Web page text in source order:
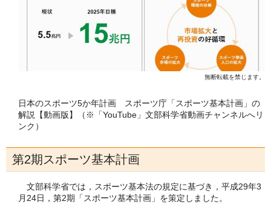
無断転載を禁じます。
日本のスポーツ5か年計画 スポーツ庁「スポーツ基本計画」の
解説【動画版】（※「YouTube」文部科学省動画チャンネルへリ
ンク）
第2期スポーツ基本計画
文部科学省では，スポーツ基本法の規定に基づき，平成29年3
月24日，第2期「スポーツ基本計画」を策定しました。